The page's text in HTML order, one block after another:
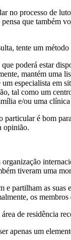
no processo de
que também
tente um
poderá estar
mantém uma
especialista em
tal como um
e/ou uma
particular é bom
opinião.
tiveram uma
e partilham as
os
de residência
apenas um